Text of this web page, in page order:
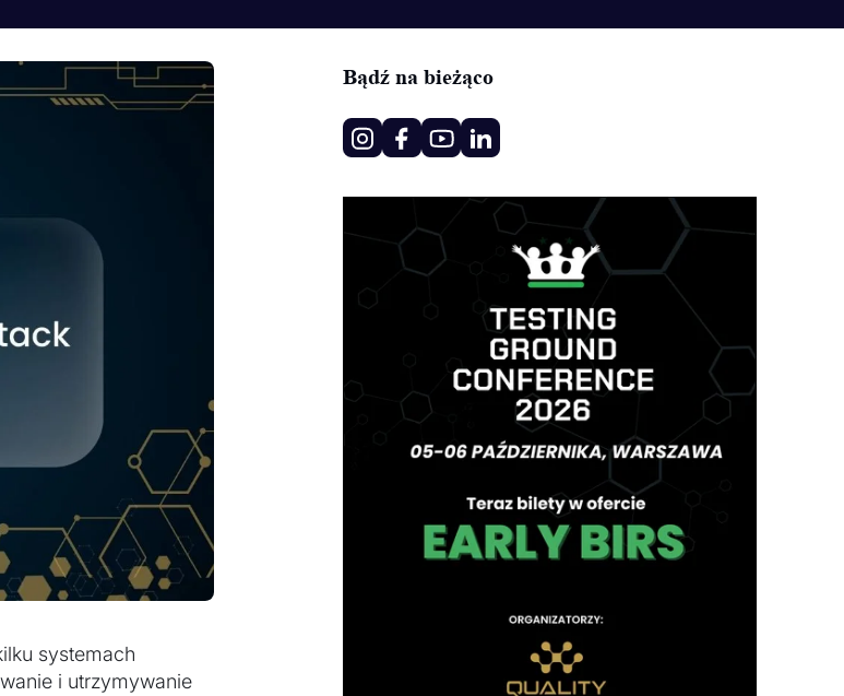
systemach
i utrzymywanie
Bądź na bieżąco